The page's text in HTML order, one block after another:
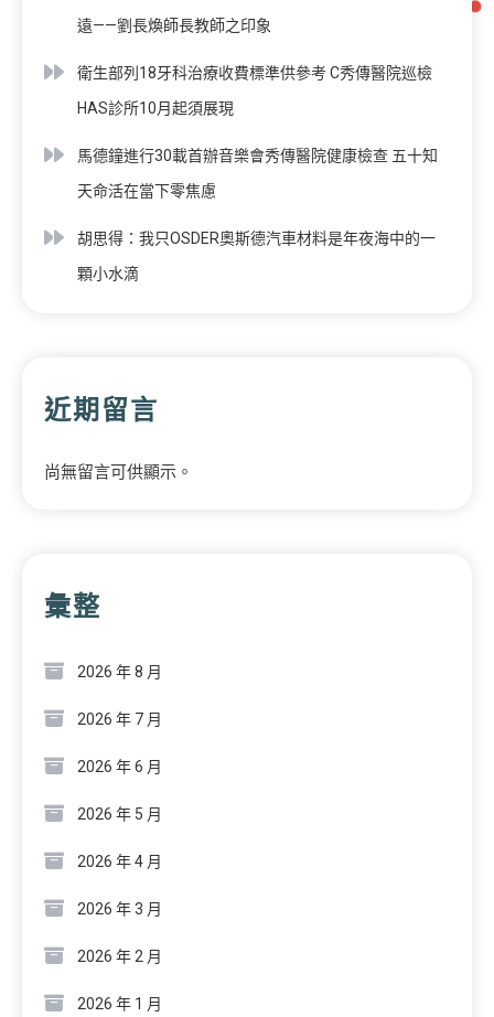
遠——劉長煥師長教師之印象
衛生部列18牙科治療收費標準供參考 C秀傳醫院巡檢
HAS診所10月起須展現
馬德鐘進行30載首辦音樂會秀傳醫院健康檢查 五十知
天命活在當下零焦慮
胡思得：我只OSDER奧斯德汽車材料是年夜海中的一
顆小水滴
近期留言
尚無留言可供顯示。
彙整
2026 年 8 月
2026 年 7 月
2026 年 6 月
2026 年 5 月
2026 年 4 月
2026 年 3 月
2026 年 2 月
2026 年 1 月